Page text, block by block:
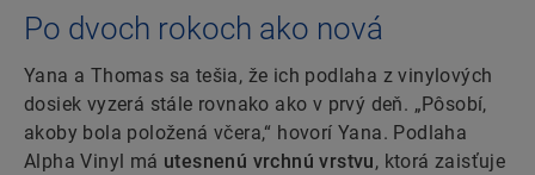
Po dvoch rokoch ako nová
Yana a Thomas sa tešia, že ich podlaha z vinylových
dosiek vyzerá stále rovnako ako v prvý deň. „Pôsobí,
akoby bola položená včera,“ hovorí Yana. Podlaha
Alpha Vinyl má utesnenú vrchnú vrstvu, ktorá zaisťuje